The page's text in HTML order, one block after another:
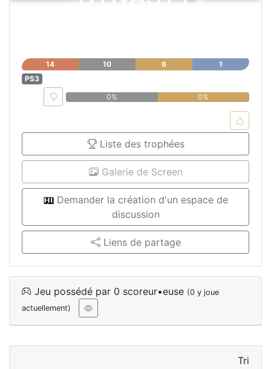
GUNDAM 2
14 10 6
1
PS3
0%
0%
Liste des trophées
Galerie de Screen
Demander la création d'un espace de
discussion
Liens de partage
Jeu possédé par 0 scoreur•euse (0 y joue
actuellement)
Tri